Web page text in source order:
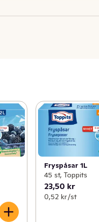
Fryspåsar 1L
45 st, Toppits
23,50 kr
0,52 kr /st